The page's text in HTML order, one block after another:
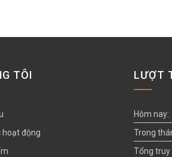
TÔI
hoạt động
LƯỢT
Hôm nay:
Trong
Tổng truy